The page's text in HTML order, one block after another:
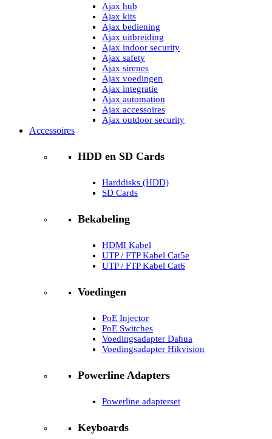
Ajax hub
Ajax kits
Ajax bediening
Ajax uitbreiding
Ajax indoor security
Ajax safety
Ajax sirenes
Ajax voedingen
Ajax integratie
Ajax automation
Ajax accessoires
Ajax outdoor security
Accessoires
HDD en SD Cards
Harddisks (HDD)
SD Cards
Bekabeling
HDMI Kabel
UTP / FTP Kabel Cat5e
UTP / FTP Kabel Cat6
Voedingen
PoE Injector
PoE Switches
Voedingsadapter Dahua
Voedingsadapter Hikvision
Powerline Adapters
Powerline adapterset
Keyboards